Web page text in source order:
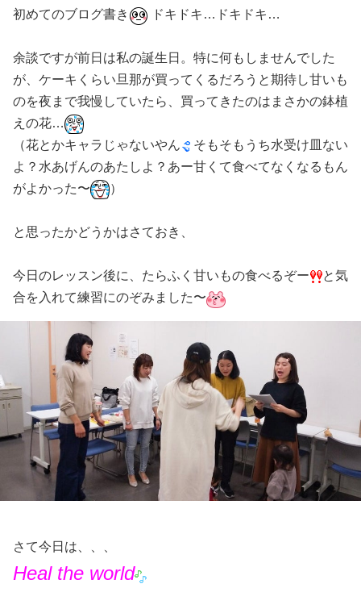
初めてのブログ書き
ドキドキ…ドキドキ…
余談ですが前日は私の誕生日。特に何もしませんでした
が、ケーキくらい旦那が買ってくるだろうと期待し甘いも
のを夜まで我慢していたら、買ってきたのはまさかの鉢植
えの花…
（花とかキャラじゃないやん
そもそもうち水受け皿ない
よ？水あげんのあたしよ？あー甘くて食べてなくなるもん
がよかった〜
）
と思ったかどうかはさておき、
今日のレッスン後に、たらふく甘いもの食べるぞー
と気
合を入れて練習にのぞみました〜
さて今日は、、、
Heal the world